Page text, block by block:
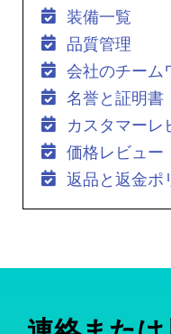
装備一覧
品質管理
会社のチーム
名誉と証明書
カスタマーレ
価格レビュー
返品と返金ポ